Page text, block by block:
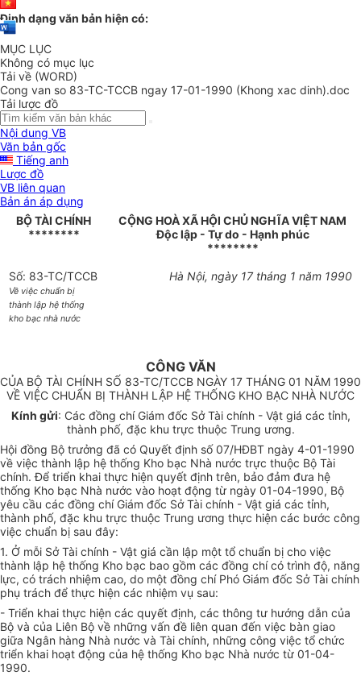
Định dạng văn bản hiện có:
MỤC LỤC
Không có mục lục
Tải về (WORD)
Cong van so 83-TC-TCCB ngay 17-01-1990 (Khong xac dinh).doc
Tải lược đồ
Nội dung VB
Văn bản gốc
Tiếng anh
Lược đồ
VB liên quan
Bản án áp dụng
BỘ TÀI CHÍNH
********
CỘNG HOÀ XÃ HỘI CHỦ NGHĨA VIỆT NAM
Độc lập - Tự do - Hạnh phúc
********
Số: 83-TC/TCCB
Về việc chuẩn bị
thành lập hệ thống
kho bạc nhà nước
Hà Nội, ngày 17 tháng 1 năm 1990
CÔNG VĂN
CỦA BỘ TÀI CHÍNH SỐ 83-TC/TCCB NGÀY 17 THÁNG 01 NĂM 1990
VỀ VIỆC CHUẨN BỊ THÀNH LẬP HỆ THỐNG KHO BẠC NHÀ NƯỚC
Kính gửi: Các đồng chí Giám đốc Sở Tài chính - Vật giá các tỉnh,
thành phố, đặc khu trực thuộc Trung ương.
Hội đồng Bộ trưởng đã có Quyết định số 07/HĐBT ngày 4-01-1990
về việc thành lập hệ thống Kho bạc Nhà nước trực thuộc Bộ Tài
chính. Để triển khai thực hiện quyết định trên, bảo đảm đưa hệ
thống Kho bạc Nhà nước vào hoạt động từ ngày 01-04-1990, Bộ
yêu cầu các đồng chí Giám đốc Sở Tài chính - Vật giá các tỉnh,
thành phố, đặc khu trực thuộc Trung ương thực hiện các bước công
việc chuẩn bị sau đây:
1. Ở mỗi Sở Tài chính - Vật giá cần lập một tổ chuẩn bị cho việc
thành lập hệ thống Kho bạc bao gồm các đồng chí có trình độ, năng
lực, có trách nhiệm cao, do một đồng chí Phó Giám đốc Sở Tài chính
phụ trách để thực hiện các nhiệm vụ sau:
- Triển khai thực hiện các quyết định, các thông tư hướng dẫn của
Bộ và của Liên Bộ về những vấn đề liên quan đến việc bàn giao
giữa Ngân hàng Nhà nước và Tài chính, những công việc tổ chức
triển khai hoạt động của hệ thống Kho bạc Nhà nước từ 01-04-
1990.